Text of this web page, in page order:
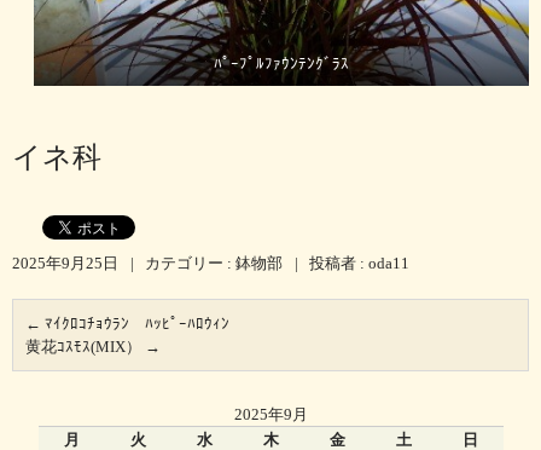
ﾊﾟｰﾌﾟﾙﾌｧｳﾝﾃﾝｸﾞﾗｽ
イネ科
2025年9月25日 | カテゴリー : 鉢物部 | 投稿者 : oda11
← ﾏｲｸﾛｺﾁｮｳﾗﾝ ﾊｯﾋﾟｰﾊﾛｳｨﾝ
黄花ｺｽﾓｽ(MIX）
→
2025年9月
月
火 水 木 金 土 日